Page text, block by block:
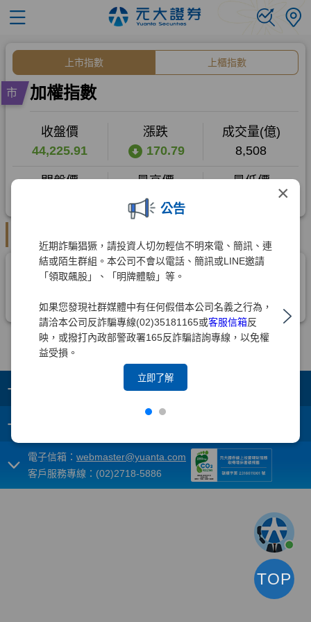
×
公告
近期詐騙猖獗，請投資人切勿輕信不明來電、簡訊、連
結或陌生群組。本公司不會以電話、簡訊或LINE邀請
「領取飆股」、「明牌體驗」等。
如果您發現社群媒體中有任何假借本公司名義之行為，
請洽本公司反詐騙專線(02)35181165或客服信箱反
映，或撥打內政部警政署165反詐騙諮詢專線，以免權
益受損。
立即了解
+
+
電子信箱： webmaster@yuanta.com
客戶服務專線：(02)2718-5886
TOP